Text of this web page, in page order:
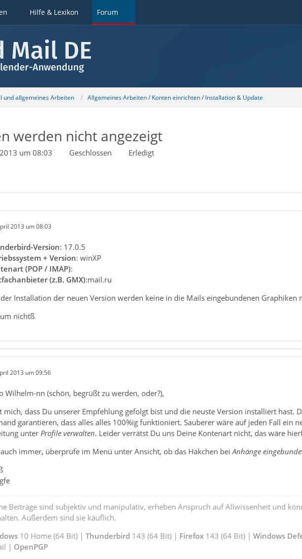
Hilfe & Lexikon Forum
und allgemeines Arbeiten Allgemeines Arbeiten / Konten einrichten / Installation & Update
werden nicht angezeigt
um 08:03 Geschlossen Erledigt
2013 um 08:03
Version: 17.0.5
+ Version: winXP
(POP / IMAP):
(z.B. GMX):mail.ru
Installation der neuen Version werden keine in die Mails eingebundenen Graphiken
nichtß
2013 um 09:56
Wilhelm-nn (schön, begrüßt zu werden, oder?),
mich, dass Du unserer Empfehlung gefolgt bist und die neuste Version installiert hast.
garantieren, dass alles alles 100%ig funktioniert. Sauberer wäre auf jeden Fall ein
unter Profile verwalten. Leider verrätst Du uns Deine Kontenart nicht, das wäre
immer, überprüfe im Menü unter Ansicht, ob das Häkchen beiAnhänge
Beiträge sind subjektiv und manipulativ, erheben Anspruch auf Allwissenheit und
Außerdem sind sie käuflich.
10 Home (64 Bit) | Thunderbird 143 (64 Bit) | Firefox143 (64 Bit) | Windows
| OpenPGP